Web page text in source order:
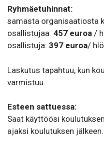
Ryhmäetuhinnat:
samasta organisaatiosta
osallistujaa: 457 euroa /
osallistuja: 397 euroa/
Laskutus tapahtuu, kun
varmistuu.
Esteen sattuessa:
Saat käyttöösi
ajaksi koulutuksen jälkeen.